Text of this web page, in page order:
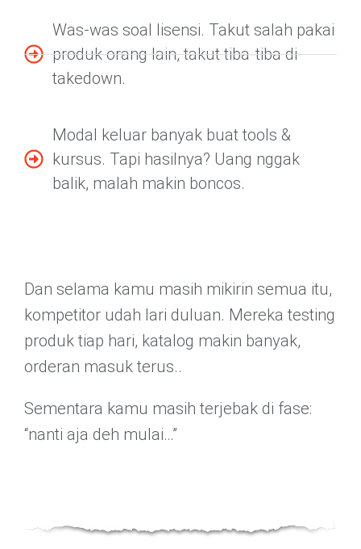
Was-was soal lisensi. Takut salah pakai
produk orang lain, takut tiba-tiba di-
takedown.
Modal keluar banyak buat tools &
kursus. Tapi hasilnya? Uang nggak
balik, malah makin boncos.
Dan selama kamu masih mikirin semua itu,
kompetitor udah lari duluan. Mereka testing
produk tiap hari, katalog makin banyak,
orderan masuk terus..
Sementara kamu masih terjebak di fase:
“nanti aja deh mulai…”